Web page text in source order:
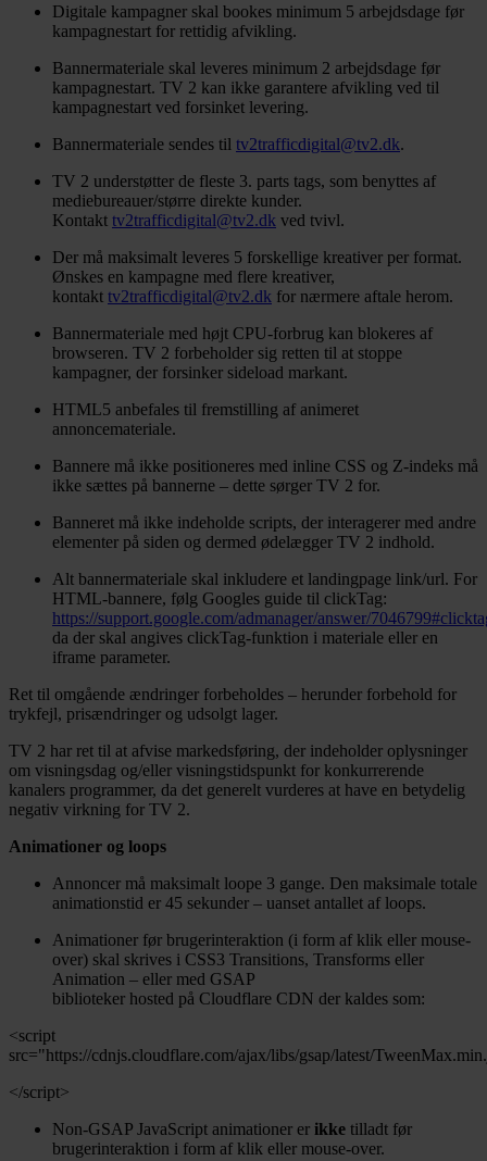
Digitale kampagner skal bookes minimum 5 arbejdsdage før
kampagnestart for rettidig afvikling.
Bannermateriale skal leveres minimum 2 arbejdsdage før
kampagnestart. TV 2 kan ikke garantere afvikling ved til
kampagnestart ved forsinket levering.
Bannermateriale sendes til tv2trafficdigital@tv2.dk.
TV 2 understøtter de fleste 3. parts tags, som benyttes af
mediebureauer/større direkte kunder.
Kontakt tv2trafficdigital@tv2.dk ved tvivl.
Der må maksimalt leveres 5 forskellige kreativer per format.
Ønskes en kampagne med flere kreativer,
kontakt tv2trafficdigital@tv2.dk for nærmere aftale herom.
Bannermateriale med højt CPU-forbrug kan blokeres af
browseren. TV 2 forbeholder sig retten til at stoppe
kampagner, der forsinker sideload markant.
HTML5 anbefales til fremstilling af animeret
annoncemateriale.
Bannere må ikke positioneres med inline CSS og Z-indeks må
ikke sættes på bannerne – dette sørger TV 2 for.
Banneret må ikke indeholde scripts, der interagerer med andre
elementer på siden og dermed ødelægger TV 2 indhold.
Alt bannermateriale skal inkludere et landingpage link/url. For
HTML-bannere, følg Googles guide til clickTag:
https://support.google.com/admanager/answer/
da der skal angives clickTag-funktion i materiale eller en
iframe parameter.
Ret til omgående ændringer forbeholdes – herunder forbehold for
trykfejl, prisændringer og udsolgt lager.
TV 2 har ret til at afvise markedsføring, der indeholder oplysninger
om visningsdag og/eller visningstidspunkt for konkurrerende
kanalers programmer, da det generelt vurderes at have en betydelig
negativ virkning for TV 2.
Animationer og loops
Annoncer må maksimalt loope 3 gange. Den maksimale totale
animationstid er 45 sekunder – uanset antallet af loops.
Animationer før brugerinteraktion (i form af klik eller mouse-
over) skal skrives i CSS3 Transitions, Transforms eller
Animation – eller med GSAP
biblioteker hosted på Cloudflare CDN der kaldes som:
<script
src="https://cdnjs.cloudflare.com/ajax/libs/gsap/latest/
</script>
Non-GSAP JavaScript animationer er ikke tilladt før
brugerinteraktion i form af klik eller mouse-over.